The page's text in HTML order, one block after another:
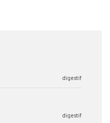
digestif
digestif